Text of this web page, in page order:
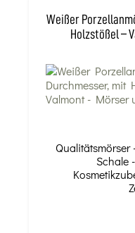
Weißer
Holzstößel –
Schale